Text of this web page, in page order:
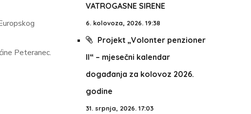
Peteranec.
VATROGASNE SIRENE
6. kolovoza, 2026. 19:38
Projekt „Volonter penzioner
II“ – mjesečni kalendar
događanja za kolovoz 2026.
godine
31. srpnja, 2026. 17:03